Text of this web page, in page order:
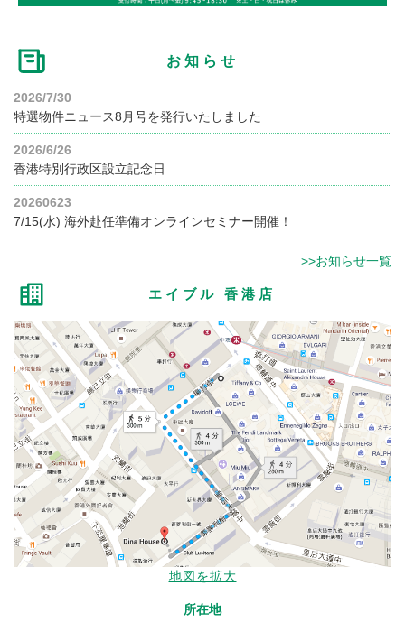
お知らせ
2026/7/30
特選物件ニュース8月号を発行いたしました
2026/6/26
香港特別行政区設立記念日
20260623
7/15(水) 海外赴任準備オンラインセミナー開催！
>>お知らせ一覧
エイブル 香港店
地図を拡大
所在地